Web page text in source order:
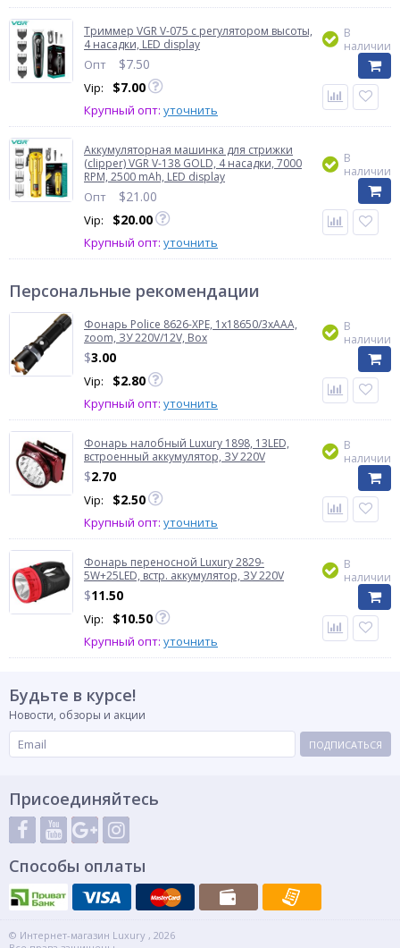
Триммер VGR V-075 с регулятором высоты,
4 насадки, LED display
Опт $7.50
Vip: $7.00
Крупный опт: уточнить
В
наличии
Аккумуляторная машинка для стрижки
(clipper) VGR V-138 GOLD, 4 насадки, 7000
RPM, 2500 mAh, LED display
Опт $21.00
Vip: $20.00
Крупный опт: уточнить
В
наличии
Персональные рекомендации
Фонарь Police 8626-XPE, 1х18650/3xAAA,
zoom, ЗУ 220V/12V, Box
$3.00
Vip: $2.80
Крупный опт: уточнить
В
наличии
Фонарь налобный Luxury 1898, 13LED,
встроенный аккумулятор, ЗУ 220V
$2.70
Vip: $2.50
Крупный опт: уточнить
В
наличии
Фонарь переносной Luxury 2829-
5W+25LED, встр. аккумулятор, ЗУ 220V
$11.50
Vip: $10.50
Крупный опт: уточнить
В
наличии
Будьте в курсе!
Новости, обзоры и акции
ПОДПИСАТЬСЯ
Присоединяйтесь
Способы оплаты
© Интернет-магазин Luxury , 2026